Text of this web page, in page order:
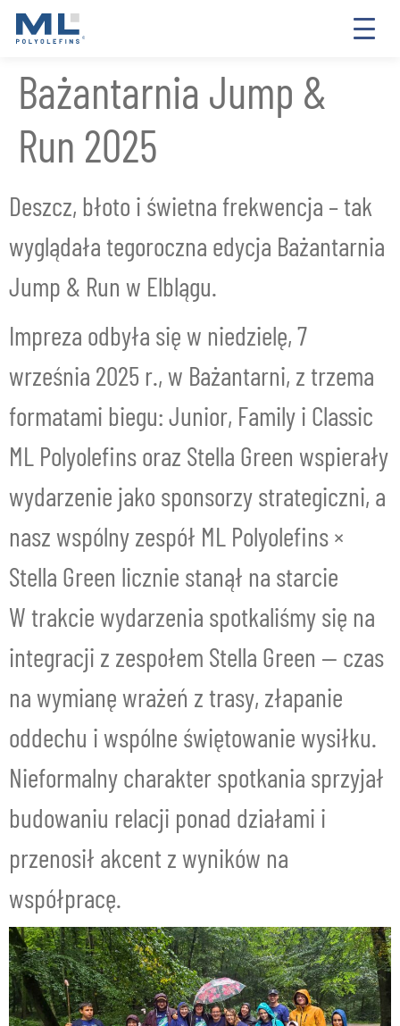
Bażantarnia Jump &
Run 2025
Deszcz, błoto i świetna frekwencja – tak
wyglądała tegoroczna edycja Bażantarnia
Jump & Run w Elblągu.
Impreza odbyła się w niedzielę, 7
września 2025 r., w Bażantarni, z trzema
formatami biegu: Junior, Family i Classic
ML Polyolefins oraz Stella Green wspierały
wydarzenie jako sponsorzy strategiczni, a
nasz wspólny zespół ML Polyolefins ×
Stella Green licznie stanął na starcie
W trakcie wydarzenia spotkaliśmy się na
integracji z zespołem Stella Green — czas
na wymianę wrażeń z trasy, złapanie
oddechu i wspólne świętowanie wysiłku.
Nieformalny charakter spotkania sprzyjał
budowaniu relacji ponad działami i
przenosił akcent z wyników na
współpracę.